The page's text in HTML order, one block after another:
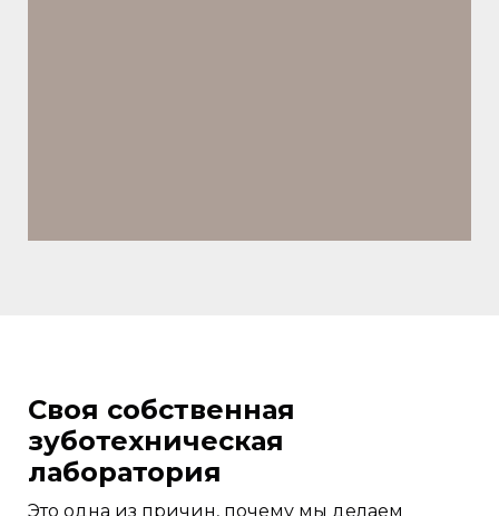
Своя собственная
зуботехническая
лаборатория
Это одна из причин, почему мы делаем